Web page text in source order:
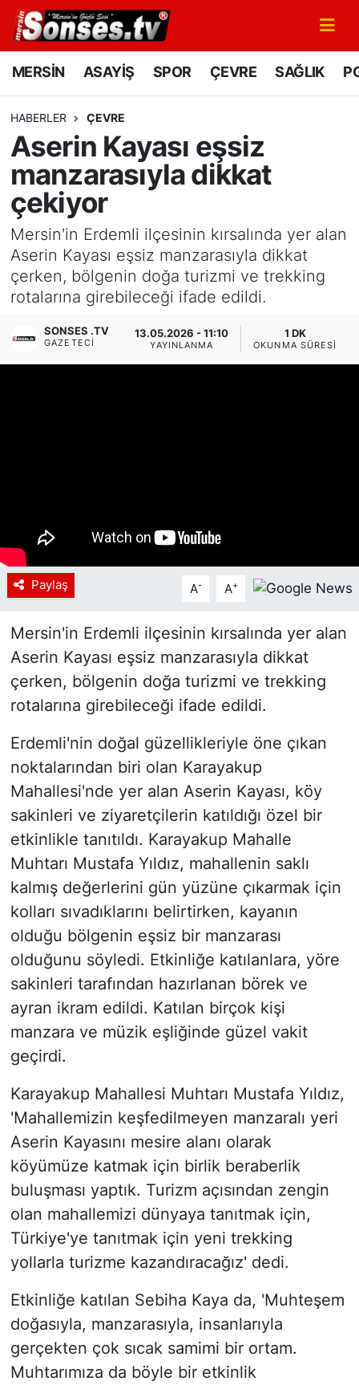
MERSİN ASAYİŞ SPOR ÇEVRE SAĞLIK
HABERLER ÇEVRE
Aserin Kayası eşsiz
manzarasıyla dikkat
çekiyor
Mersin'in Erdemli ilçesinin kırsalında yer alan
Aserin Kayası eşsiz manzarasıyla dikkat
çerken, bölgenin doğa turizmi ve trekking
rotalarına girebileceği ifade edildi.
SONSES .TV
GAZETECI
13.05.2026 - 11:10
YAYINLANMA
1 DK
OKUNMA SÜRESI
Paylaş A- A+
Mersin'in Erdemli ilçesinin kırsalında yer alan
Aserin Kayası eşsiz manzarasıyla dikkat
çerken, bölgenin doğa turizmi ve trekking
rotalarına girebileceği ifade edildi.
Erdemli'nin doğal güzellikleriyle öne çıkan
noktalarından biri olan Karayakup
Mahallesi'nde yer alan Aserin Kayası, köy
sakinleri ve ziyaretçilerin katıldığı özel bir
etkinlikle tanıtıldı. Karayakup Mahalle
Muhtarı Mustafa Yıldız, mahallenin saklı
kalmış değerlerini gün yüzüne çıkarmak için
kolları sıvadıklarını belirtirken, kayanın
olduğu bölgenin eşsiz bir manzarası
olduğunu söyledi. Etkinliğe katılanlara, yöre
sakinleri tarafından hazırlanan börek ve
ayran ikram edildi. Katılan birçok kişi
manzara ve müzik eşliğinde güzel vakit
geçirdi.
Karayakup Mahallesi Muhtarı Mustafa Yıldız,
'Mahallemizin keşfedilmeyen manzaralı yeri
Aserin Kayasını mesire alanı olarak
köyümüze katmak için birlik beraberlik
buluşması yaptık. Turizm açısından zengin
olan mahallemizi dünyaya tanıtmak için,
Türkiye'ye tanıtmak için yeni trekking
yollarla turizme kazandıracağız' dedi.
Etkinliğe katılan Sebiha Kaya da, 'Muhteşem
doğasıyla, manzarasıyla, insanlarıyla
gerçekten çok sıcak samimi bir ortam.
Muhtarımıza da böyle bir etkinlik
MERSİN
SPOR
GÜNÜN MANŞETİ
DÜNYA
KÜLTÜR - SANAT
MAGAZİN
SAĞLIK
Mersin Nöbetçi Eczaneler
Mersin Namaz Vakitleri
Mersin Trafik Yoğunluk Haritası
Süper Lig Puan Durumu ve Fikstür
Tüm Manşetler
Son Dakika Haberleri
Haber Arşivi